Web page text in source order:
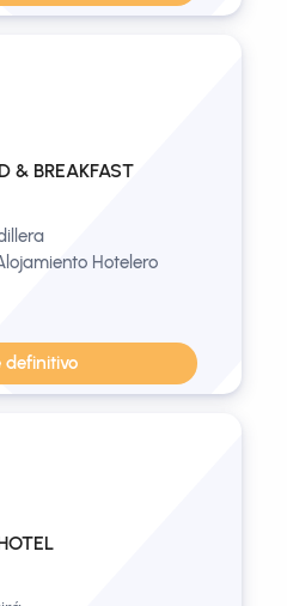
& BREAKFAST
Hotelero
definitivo